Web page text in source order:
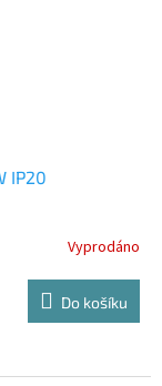
IP20
Vyprodáno
Do košíku